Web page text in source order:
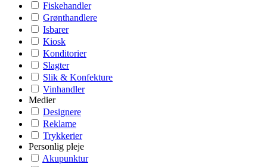
Fiskehandler
Grønthandlere
Isbarer
Kiosk
Konditorier
Slagter
Slik & Konfekture
Vinhandler
Medier
Designere
Reklame
Trykkerier
Personlig pleje
Akupunktur